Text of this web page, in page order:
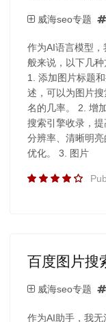
威海seo专题
作为AI语言模型
般来说，以下几
1. 添加图片标题
述，可以为图片
名的几率。 2. 增
搜索引擎收录，
分辨率、清晰明
优化。 3. 图片
百度图片搜
威海seo专题
作为AI助手，我